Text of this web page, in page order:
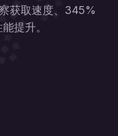
获取速度、345%
提升。